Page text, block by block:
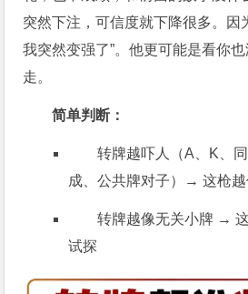
突然下注，可信度就下降很多。因
我突然变强了”。他更可能是看你
走。
简单判断：
转牌越吓人（A、K、
成、公共牌对子）→ 这枪
转牌越像无关小牌 →
试探